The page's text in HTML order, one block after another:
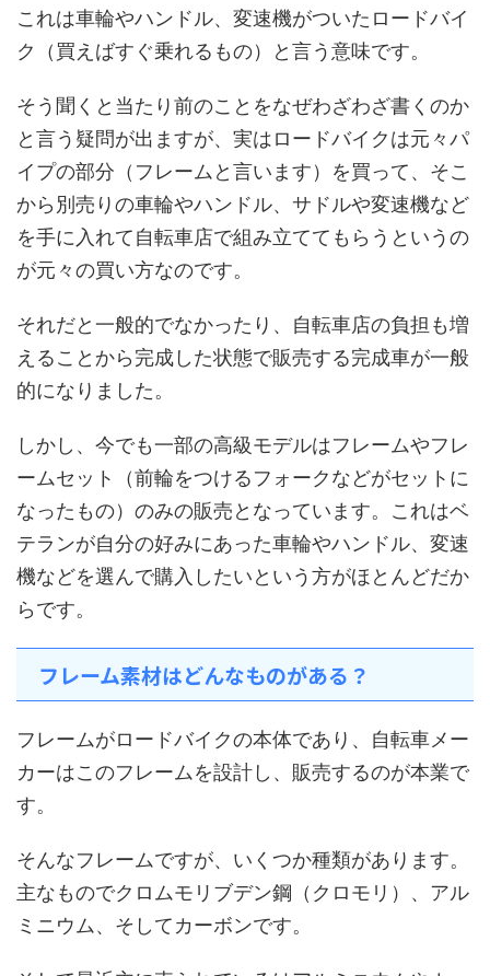
これは車輪やハンドル、変速機がついたロードバイ
ク（買えばすぐ乗れるもの）と言う意味です。
そう聞くと当たり前のことをなぜわざわざ書くのか
と言う疑問が出ますが、実はロードバイクは元々パ
イプの部分（フレームと言います）を買って、そこ
から別売りの車輪やハンドル、サドルや変速機など
を手に入れて自転車店で組み立ててもらうというの
が元々の買い方なのです。
それだと一般的でなかったり、自転車店の負担も増
えることから完成した状態で販売する完成車が一般
的になりました。
しかし、今でも一部の高級モデルはフレームやフレ
ームセット（前輪をつけるフォークなどがセットに
なったもの）のみの販売となっています。これはベ
テランが自分の好みにあった車輪やハンドル、変速
機などを選んで購入したいという方がほとんどだか
らです。
フレーム素材はどんなものがある？
フレームがロードバイクの本体であり、自転車メー
カーはこのフレームを設計し、販売するのが本業で
す。
そんなフレームですが、いくつか種類があります。
主なものでクロムモリブデン鋼（クロモリ）、アル
ミニウム、そしてカーボンです。